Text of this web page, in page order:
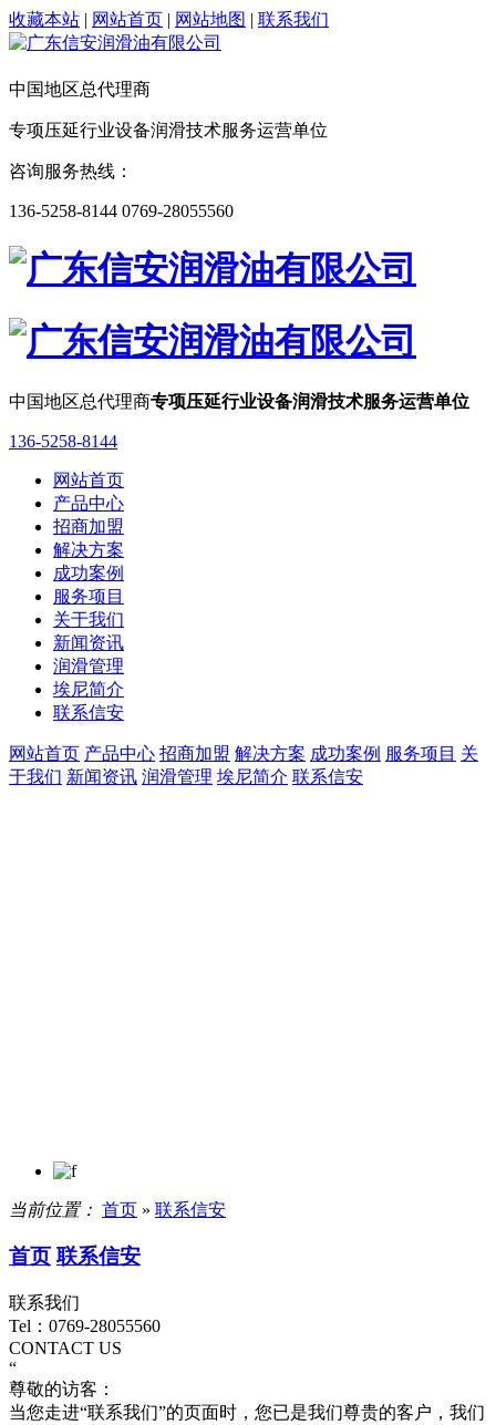
收藏本站 | 网站首页 | 网站地图 | 联系我们
中国地区总代理商
专项压延行业设备润滑技术服务运营单位
咨询服务热线：
136-5258-8144 0769-28055560
中国地区总代理商专项压延行业设备润滑技术服务运营单位
136-5258-8144
网站首页
产品中心
招商加盟
解决方案
成功案例
服务项目
关于我们
新闻资讯
润滑管理
埃尼简介
联系信安
网站首页 产品中心 招商加盟 解决方案 成功案例 服务项目 关
于我们 新闻资讯 润滑管理 埃尼简介 联系信安
当前位置： 首页 » 联系信安
首页 联系信安
联系我们
Tel：0769-28055560
CONTACT US
“
尊敬的访客：
当您走进“联系我们”的页面时，您已是我们尊贵的客户，我们